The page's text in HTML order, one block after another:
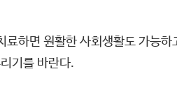
하면 원활한 사회생활도 가능
기를 바란다.